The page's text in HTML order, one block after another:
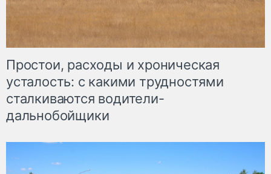
Простои, расходы и хроническая
усталость: с какими трудностями
сталкиваются водители-
дальнобойщики